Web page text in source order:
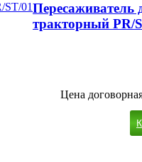
Пересаживатель
тракторный PR/
Цена